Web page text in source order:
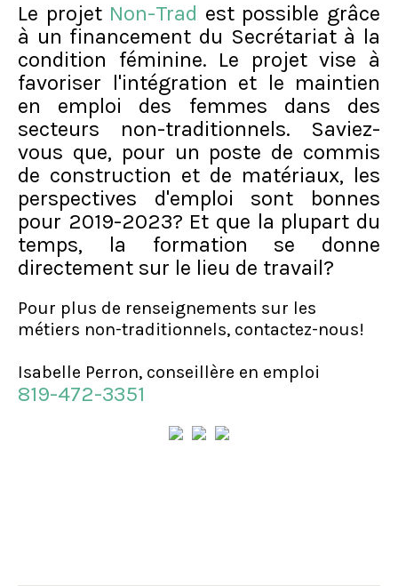
Le projet Non-Trad est possible grâce
à un financement du Secrétariat à la
condition féminine. Le projet vise à
favoriser l'intégration et le maintien
en emploi des femmes dans des
secteurs non-traditionnels. Saviez-
vous que, pour un poste de commis
de construction et de matériaux, les
perspectives d'emploi sont bonnes
pour 2019-2023? Et que la plupart du
temps, la formation se donne
directement sur le lieu de travail?
Pour plus de renseignements sur les
métiers non-traditionnels, contactez-nous!
Isabelle Perron, conseillère en emploi
819-472-3351